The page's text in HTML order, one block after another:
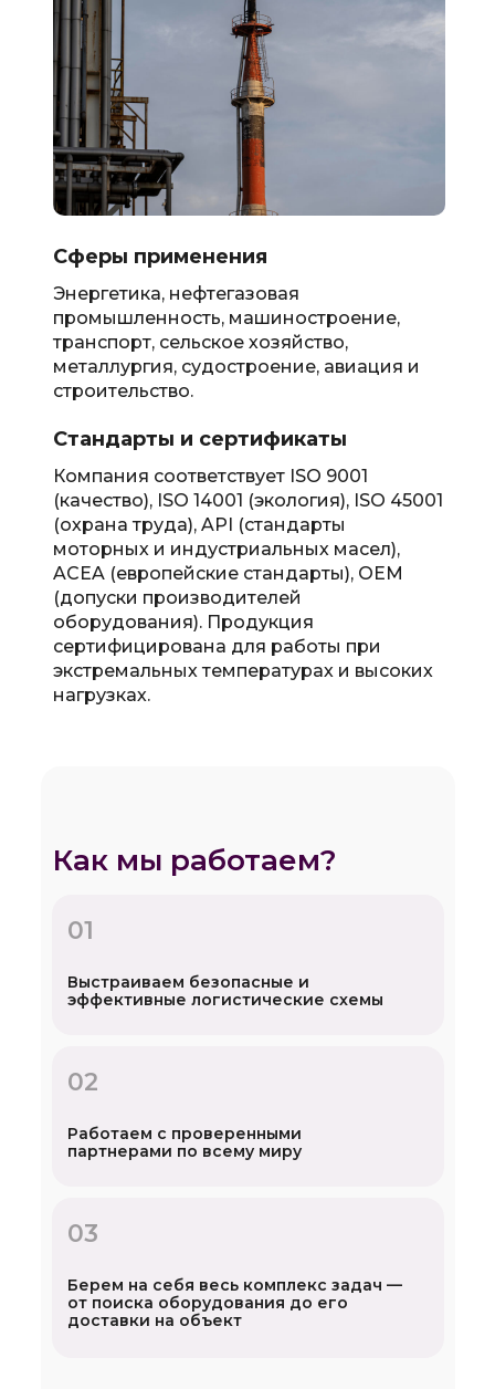
Энергетика, нефтегазовая
промышленность, машиностроение,
транспорт, сельское хозяйство,
металлургия, судостроение, авиация и
строительство.
Сферы применения
Компания соответствует ISO 9001
(качество), ISO 14001 (экология), ISO 45001
(охрана труда), API (стандарты
моторных и индустриальных масел),
ACEA (европейские стандарты), OEM
(допуски производителей
оборудования). Продукция
сертифицирована для работы при
экстремальных температурах и высоких
нагрузках.
Стандарты и сертификаты
Как мы работаем?
01
Выстраиваем безопасные и
эффективные логистические схемы
02
Работаем с проверенными
партнерами по всему миру
03
Берем на себя весь комплекс задач —
от поиска оборудования до его
доставки на объект